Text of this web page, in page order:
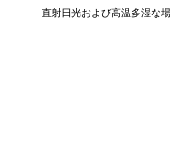
直射日光および高温多湿な